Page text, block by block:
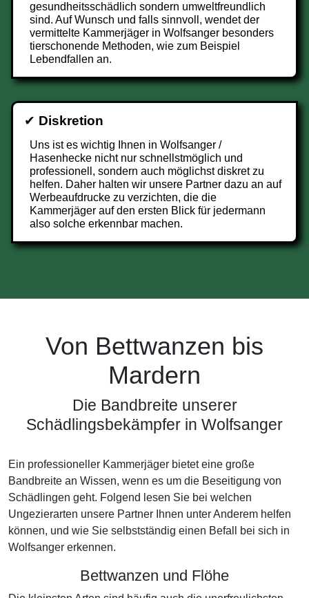
gesundheitsschädlich sondern umweltfreundlich
sind. Auf Wunsch und falls sinnvoll, wendet der
vermittelte Kammerjäger in Wolfsanger besonders
tierschonende Methoden, wie zum Beispiel
Lebendfallen an.
✔ Diskretion
Uns ist es wichtig Ihnen in Wolfsanger /
Hasenhecke nicht nur schnellstmöglich und
professionell, sondern auch möglichst diskret zu
helfen. Daher halten wir unsere Partner dazu an auf
Werbeaufdrucke zu verzichten, die die
Kammerjäger auf den ersten Blick für jedermann
also solche erkennbar machen.
Von Bettwanzen bis
Mardern
Die Bandbreite unserer
Schädlingsbekämpfer in Wolfsanger
Ein professioneller Kammerjäger bietet eine große
Bandbreite an Wissen, wenn es um die Beseitigung von
Schädlingen geht. Folgend lesen Sie bei welchen
Ungezierarten unsere Partner Ihnen unter Anderem helfen
können, und wie Sie selbstständig einen Befall bei sich in
Wolfsanger erkennen.
Bettwanzen und Flöhe